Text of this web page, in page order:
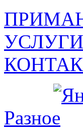
Разное